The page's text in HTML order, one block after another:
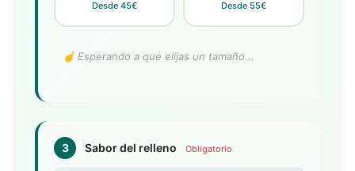
Desde 45€ Desde 55€
☝️ Esperando a que elijas un tamaño...
3 Sabor del relleno Obligatorio